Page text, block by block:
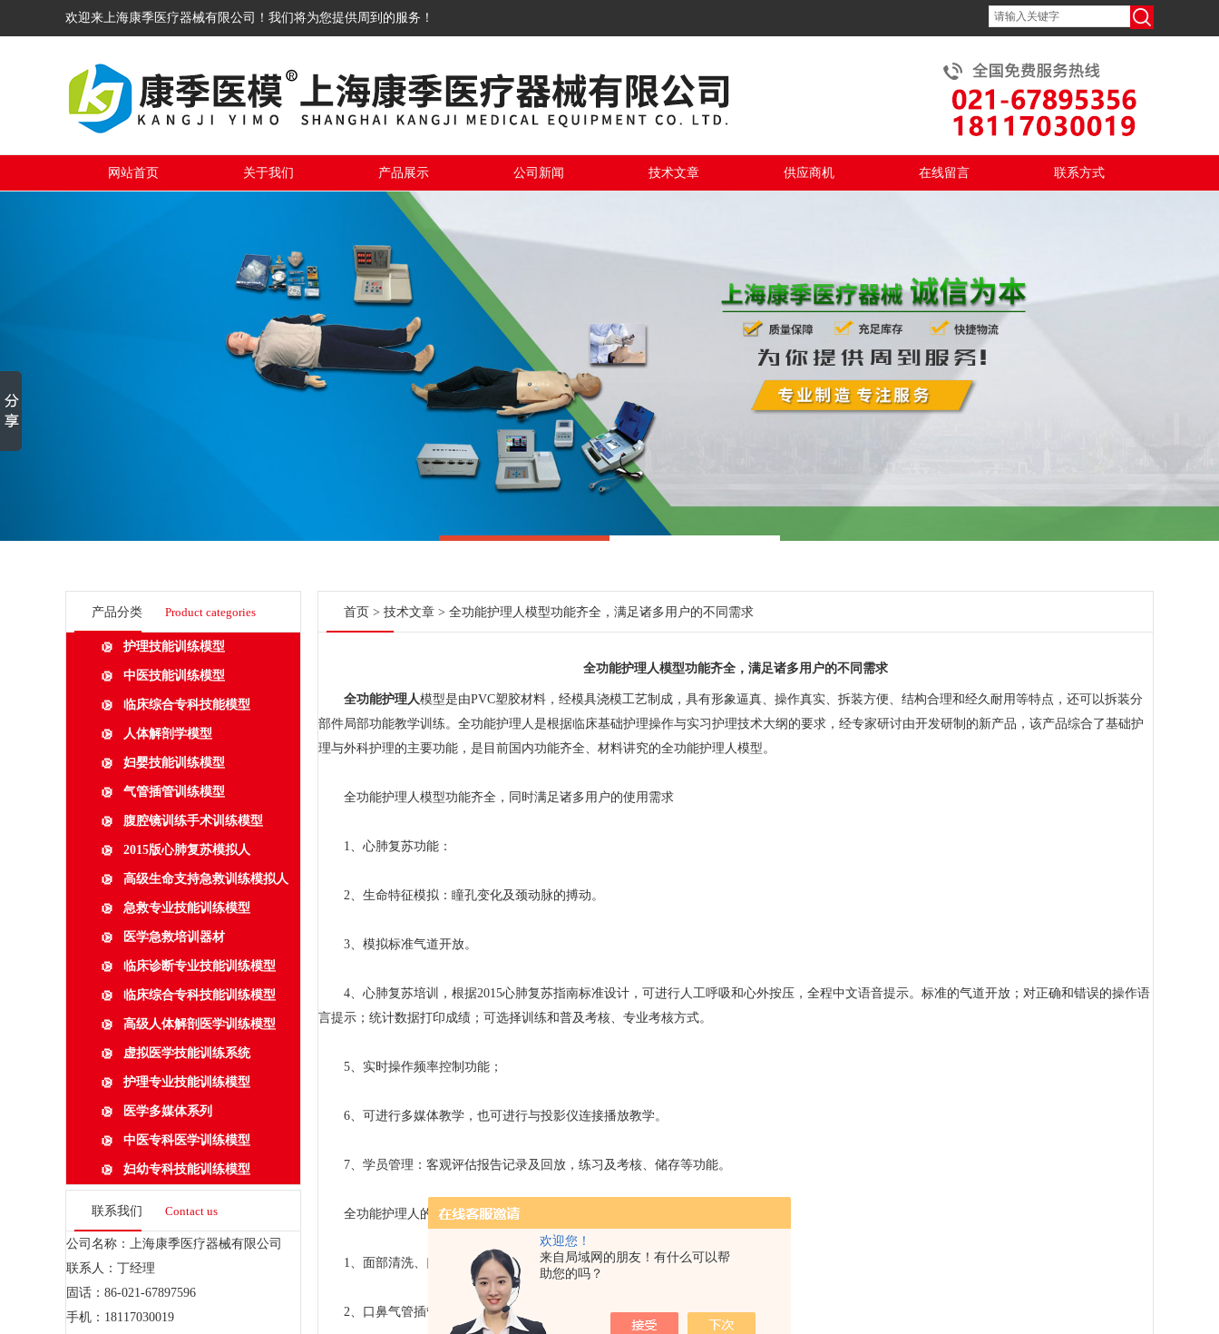
欢迎您！
来自局域网的朋友！有什么可以帮
助您的吗？
欢迎来上海康季医疗器械有限公司！我们将为您提供周到的服务！
网站首页 关于我们 产品展示 公司新闻 技术文章 供应商机 在线留言 联系方式
产品分类 Product categories
护理技能训练模型
中医技能训练模型
临床综合专科技能模型
人体解剖学模型
妇婴技能训练模型
气管插管训练模型
腹腔镜训练手术训练模型
2015版心肺复苏模拟人
高级生命支持急救训练模拟人
急救专业技能训练模型
医学急救培训器材
临床诊断专业技能训练模型
临床综合专科技能训练模型
高级人体解剖医学训练模型
虚拟医学技能训练系统
护理专业技能训练模型
医学多媒体系列
中医专科医学训练模型
妇幼专科技能训练模型
联系我们 Contact us
公司名称：上海康季医疗器械有限公司
联系人：丁经理
固话：86-021-67897596
手机：18117030019
首页 > 技术文章 > 全功能护理人模型功能齐全，满足诸多用户的不同需求
全功能护理人模型功能齐全，满足诸多用户的不同需求
全功能护理人模型是由PVC塑胶材料，经模具浇模工艺制成，具有形象逼真、操作真实、拆装方便、结构合理和经久耐用等特点，还可以拆装分
部件局部功能教学训练。全功能护理人是根据临床基础护理操作与实习护理技术大纲的要求，经专家研讨由开发研制的新产品，该产品综合了基础护
理与外科护理的主要功能，是目前国内功能齐全、材料讲究的全功能护理人模型。
全功能护理人模型功能齐全，同时满足诸多用户的使用需求
1、心肺复苏功能：
2、生命特征模拟：瞳孔变化及颈动脉的搏动。
3、模拟标准气道开放。
4、心肺复苏培训，根据2015心肺复苏指南标准设计，可进行人工呼吸和心外按压，全程中文语音提示。标准的气道开放；对正确和错误的操作语
言提示；统计数据打印成绩；可选择训练和普及考核、专业考核方式。
5、实时操作频率控制功能；
6、可进行多媒体教学，也可进行与投影仪连接播放教学。
7、学员管理：客观评估报告记录及回放，练习及考核、储存等功能。
全功能护理人的操作功能：
1、面部清洗、口腔护理；
2、口鼻气管插管；